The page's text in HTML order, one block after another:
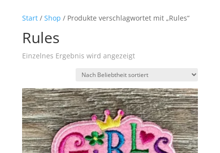
Start/ Shop / Produkte verschlagwortet mit „Rules“
Rules
Einzelnes Ergebnis wird angezeigt